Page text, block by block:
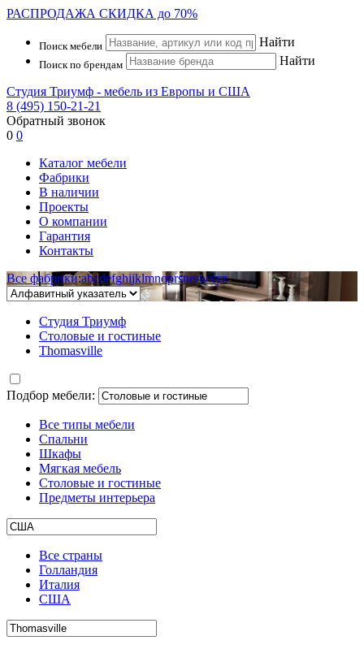
РАСПРОДАЖА СКИДКА до 70%
Поиск мебели Найти
Поиск по брендам Найти
Студия Триумф - мебель из Европы и США
8 (495) 150-21-21
Обратный звонок
0 0
Каталог мебели
Фабрики
В наличии
Проекты
О компании
Гарантия
Контакты
Все фабрики:abcdefghijklmnoprstuvwxyz
Студия Триумф
Столовые и гостиные
Thomasville
Подбор мебели:
Все типы мебели
Спальни
Шкафы
Мягкая мебель
Столовые и гостиные
Предметы интерьера
Все страны
Голландия
Италия
США